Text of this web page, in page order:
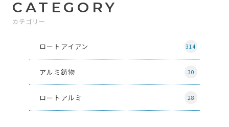
CATEGORY
カテゴリー
ロートアイアン 314
アルミ鋳物 30
ロートアルミ 28